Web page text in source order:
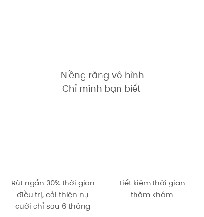
Rút ngắn 30% thời gian
điều trị, cải thiện nụ
cười chỉ sau 6 tháng
Tiết kiệm thời gian
thăm khám
Niềng răng vô hình
Chỉ mình bạn biết